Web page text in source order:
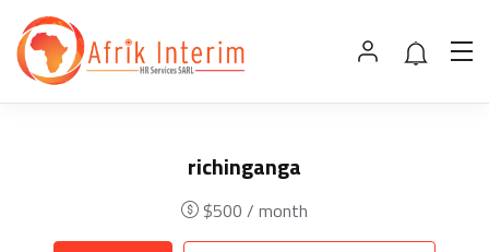
richinganga
$500 / month